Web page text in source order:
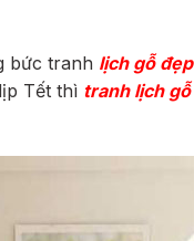
bức tranh lịch gỗ đẹp
Tết thì tranh lịch gỗ